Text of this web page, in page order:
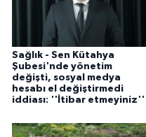
Sağlık - Sen Kütahya
Şubesi'nde yönetim
değişti, sosyal medya
hesabı el değiştirmedi
iddiası: ''İtibar etmeyiniz''